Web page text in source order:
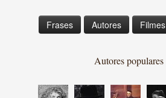
Frases Autores Filmes
Autores populares